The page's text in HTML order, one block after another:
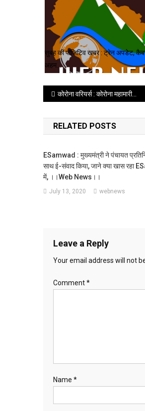
सुबह की पॉजिटिव खबर : ट्रेन अपडेट,
अहम…
Post
navigation
कोरोना वरियर्स : कोरोना महामारी के खिलाफ लड़ाई में बुजुर्गों का मिल रहा है आशीर्वाद , जाने कौन है बुजुर्ग कोरोना योद्धा ।
RELATED POSTS
ESamwad : मुख्यमंत्री ने पंचायत
साथ ई-संवाद किया, जाने क्या खास रहा
में, ।।web News।।
July 13, 2020 webnews
Leave a Reply
Your email address will not
Comment*
Name *